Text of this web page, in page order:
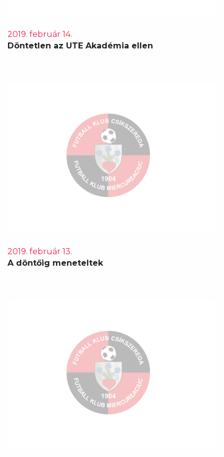
2019. február 14.
Döntetlen az UTE Akadémia ellen
2019. február 13.
A döntőig meneteltek